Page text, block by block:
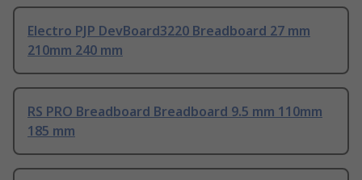
Electro PJP DevBoard3220 Breadboard 27 mm
210mm 240 mm
RS PRO Breadboard Breadboard 9.5 mm 110mm
185 mm